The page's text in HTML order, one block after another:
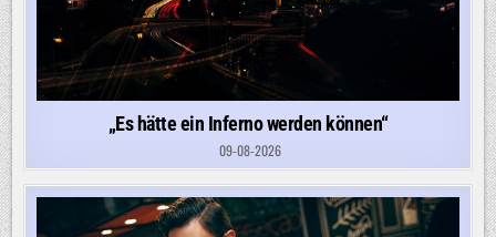
„Es hätte ein Inferno werden können“
09-08-2026